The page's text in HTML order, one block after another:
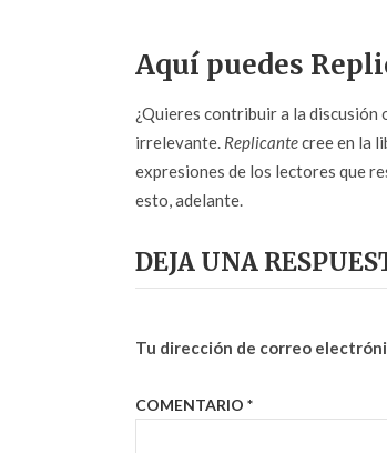
Aquí puedes
¿Quieres contribuir a la
irrelevante. Replicantecree en la
expresiones de los lectores que
esto, adelante.
DEJA UNA
Tu dirección de correo
COMENTARIO *